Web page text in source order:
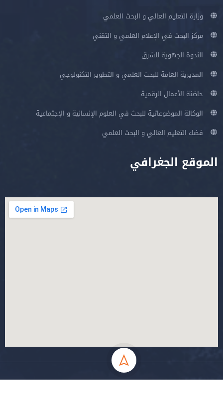
وزارة التعليم العالي و البحث العلمي
مركز البحث في الإعلام العلمي و التقني
الندوة الجهوية للشرق
المديرية العامة للبحث العلمي و التطوير التكنولوجي
حاضنة الأعمال الرقمية
الوكالة الموضوعاتية للبحث في العلوم الإنسانية و الإجتماعية
فضاء التعليم العالي و البحث العلمي
الموقع الجغرافي
جميع الحقوق محفوظة جامعة المسيلة - 2024